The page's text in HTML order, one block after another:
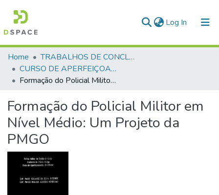
Log In (current)
Communities & Collections
All of DSpace
Home
TRABALHOS DE CONCLUSÃO DE CURSO - CAO (CURSO DE APERFEIÇOAMENTO DE OFICIAIS)
CURSO DE APERFEIÇOAMENTO DE OFICIAIS - CAO - 1998
Formação do Policial Militor em Nível Médio: Um Projeto da PMGO
Formação do Policial Militor em
Nível Médio: Um Projeto da
PMGO